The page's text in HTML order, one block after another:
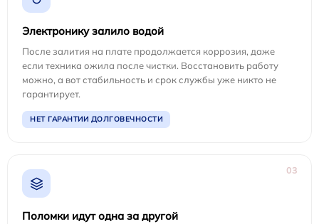
Электронику залило водой
После залития на плате продолжается коррозия, даже
если техника ожила после чистки. Восстановить работу
можно, а вот стабильность и срок службы уже никто не
гарантирует.
НЕТ ГАРАНТИИ ДОЛГОВЕЧНОСТИ
03
Поломки идут одна за другой